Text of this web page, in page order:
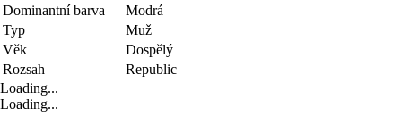
Dominantní barva
Modrá
Typ
Muž
Věk
Dospělý
Rozsah
Republic
Loading...
Loading...